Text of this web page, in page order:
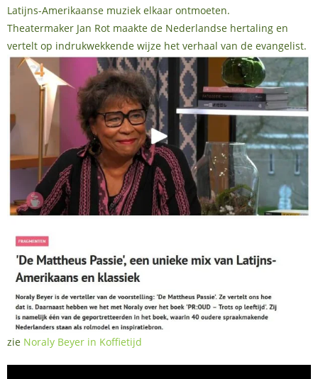
Latijns-Amerikaanse muziek elkaar ontmoeten.
Theatermaker Jan Rot maakte de Nederlandse hertaling en
vertelt op indrukwekkende wijze het verhaal van de evangelist.
zie Noraly Beyer in Koffietijd